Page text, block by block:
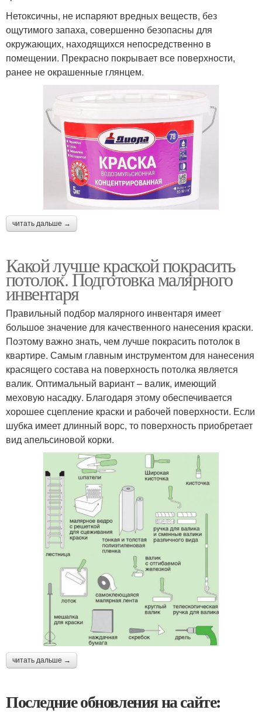
Нетоксичны, не испаряют вредных веществ, без
ощутимого запаха, совершенно безопасны для
окружающих, находящихся непосредственно в
помещении. Прекрасно покрывает все поверхности,
ранее не окрашенные глянцем.
читать дальше →
Какой лучше краской покрасить
потолок. Подготовка малярного
инвентаря
Правильный подбор малярного инвентаря имеет
большое значение для качественного нанесения краски.
Поэтому важно знать, чем лучше покрасить потолок в
квартире. Самым главным инструментом для нанесения
красящего состава на поверхность потолка является
валик. Оптимальный вариант – валик, имеющий
меховую насадку. Благодаря этому обеспечивается
хорошее сцепление краски и рабочей поверхности. Если
шубка имеет длинный ворс, то поверхность приобретает
вид апельсиновой корки.
читать дальше →
Последние обновления на сайте: